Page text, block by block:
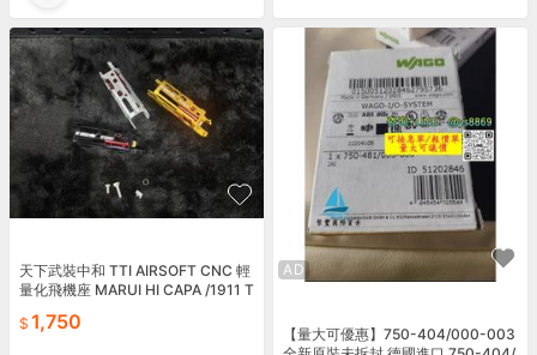
天下武裝中和 TTI AIRSOFT CNC 輕
量化飛機座 MARUI HI CAPA /1911 T
1,750
AD
【量大可優惠】750-404/000-003